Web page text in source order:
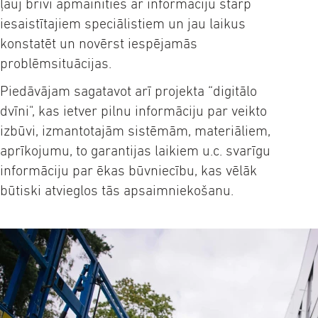
ļauj brīvi apmainīties ar informāciju starp
iesaistītajiem speciālistiem un jau laikus
konstatēt un novērst iespējamās
problēmsituācijas.
Piedāvājam sagatavot arī projekta “digitālo
dvīni", kas ietver pilnu informāciju par veikto
izbūvi, izmantotajām sistēmām, materiāliem,
aprīkojumu, to garantijas laikiem u.c. svarīgu
informāciju par ēkas būvniecību, kas vēlāk
būtiski atvieglos tās apsaimniekošanu.